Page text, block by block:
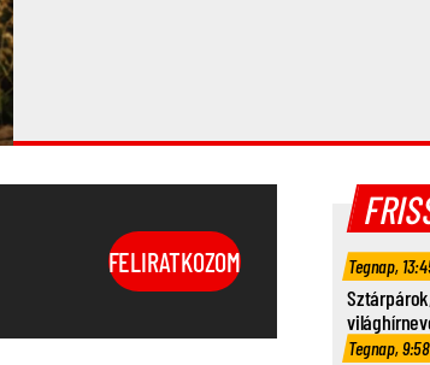
FELIRATKOZOM Tegnap,
Tegnap, 9:58